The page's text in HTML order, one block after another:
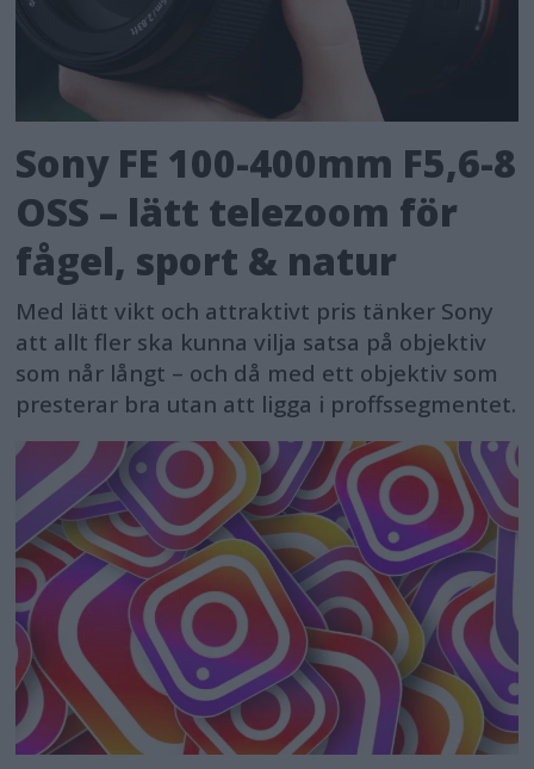
Sony FE 100-400mm F5,6-8
OSS – lätt telezoom för
fågel, sport & natur
Med lätt vikt och attraktivt pris tänker Sony
att allt fler ska kunna vilja satsa på objektiv
som når långt – och då med ett objektiv som
presterar bra utan att ligga i proffssegmentet.